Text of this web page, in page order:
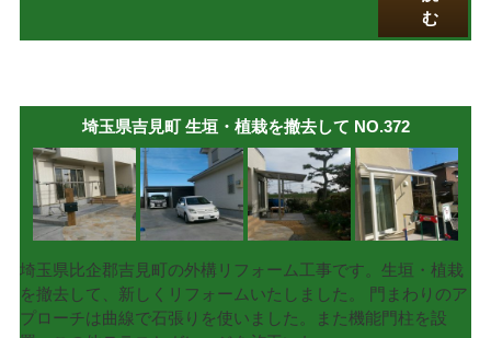
む
埼玉県吉見町 生垣・植栽を撤去して NO.372
埼玉県比企郡吉見町の外構リフォーム工事です。生垣・植栽
を撤去して、新しくリフォームいたしました。 門まわりのア
プローチは曲線で石張りを使いました。また機能門柱を設